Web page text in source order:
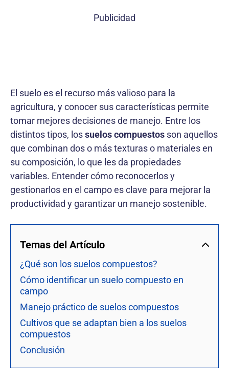
Publicidad
El suelo es el recurso más valioso para la
agricultura, y conocer sus características permite
tomar mejores decisiones de manejo. Entre los
distintos tipos, lossuelos compuestos son aquellos
que combinan dos o más texturas o materiales en
su composición, lo que les da propiedades
variables. Entender cómo reconocerlos y
gestionarlos en el campo es clave para mejorar la
productividad y garantizar un manejo sostenible.
Temas del Artículo
¿Qué son los suelos compuestos?
Cómo identificar un suelo compuesto en
campo
Manejo práctico de suelos compuestos
Cultivos que se adaptan bien a los suelos
compuestos
Conclusión